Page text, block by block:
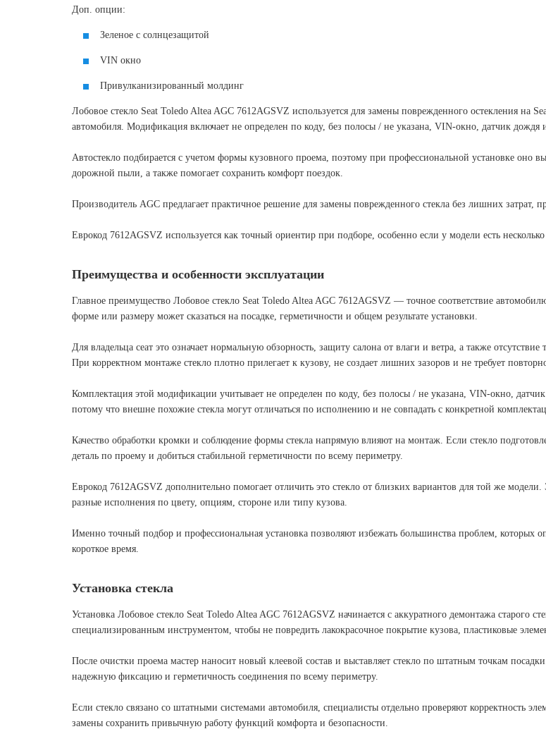
Доп. опции:
Зеленое с солнцезащитой
VIN окно
Привулканизированный молдинг
Лобовое стекло Seat Toledo Altea AGC 7612AGSVZ используется для замены поврежденного остекления на
автомобиля. Модификация включает не определен по коду, без полосы / не указана, VIN-окно, датчик дождя
Автостекло подбирается с учетом формы кузовного проема, поэтому при профессиональной установке оно
дорожной пыли, а также помогает сохранить комфорт поездок.
Производитель AGC предлагает практичное решение для замены поврежденного стекла без лишних затрат,
Еврокод 7612AGSVZ используется как точный ориентир при подборе, особенно если у модели есть несколько
Преимущества и особенности эксплуатации
Главное преимущество Лобовое стекло Seat Toledo Altea AGC 7612AGSVZ — точное соответствие
форме или размеру может сказаться на посадке, герметичности и общем результате установки.
Для владельца сеат это означает нормальную обзорность, защиту салона от влаги и ветра, а также
При корректном монтаже стекло плотно прилегает к кузову, не создает лишних зазоров и не требует
Комплектация этой модификации учитывает не определен по коду, без полосы / не указана, VIN-окно,
потому что внешне похожие стекла могут отличаться по исполнению и не совпадать с конкретной
Качество обработки кромки и соблюдение формы стекла напрямую влияют на монтаж. Если стекло
деталь по проему и добиться стабильной герметичности по всему периметру.
Еврокод 7612AGSVZ дополнительно помогает отличить это стекло от близких вариантов для той же
разные исполнения по цвету, опциям, стороне или типу кузова.
Именно точный подбор и профессиональная установка позволяют избежать большинства проблем, которых
короткое время.
Установка стекла
Установка Лобовое стекло Seat Toledo Altea AGC 7612AGSVZ начинается с аккуратного демонтажа старого
специализированным инструментом, чтобы не повредить лакокрасочное покрытие кузова, пластиковые
После очистки проема мастер наносит новый клеевой состав и выставляет стекло по штатным точкам
надежную фиксацию и герметичность соединения по всему периметру.
Если стекло связано со штатными системами автомобиля, специалисты отдельно проверяют корректность
замены сохранить привычную работу функций комфорта и безопасности.